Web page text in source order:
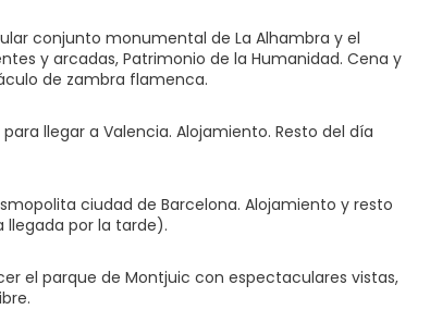
conjunto monumental de La Alhambra y el
y arcadas, Patrimonio de la Humanidad. Cena y
de zambra flamenca.
llegar a Valencia. Alojamiento. Resto del día
ciudad de Barcelona. Alojamiento y resto
llegada por la tarde).
el parque de Montjuic con espectaculares vistas,